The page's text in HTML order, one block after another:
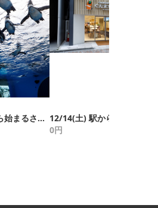
12/22(日)駅から始まるさんぽ道2019特別編(東池袋)
0円